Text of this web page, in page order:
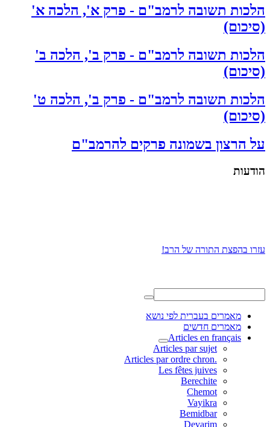
הלכות תשובה לרמב"ם - פרק א', הלכה א'
(סיכום)
הלכות תשובה לרמב"ם - פרק ב', הלכה ב'
(סיכום)
הלכות תשובה לרמב"ם - פרק ב', הלכה ט'
(סיכום)
על הרצון בשמונה פרקים להרמב"ם
הודעות
עזרו בהפצת התורה של הרב!
מאמרים בעברית לפי נושא
מאמרים חדשים
Articles en français
Articles par sujet
.Articles par ordre chron
Les fêtes juives
Berechite
Chemot
Vayikra
Bemidbar
Devarim